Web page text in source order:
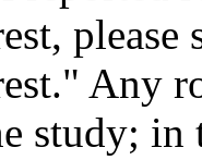
please
Any
study; in